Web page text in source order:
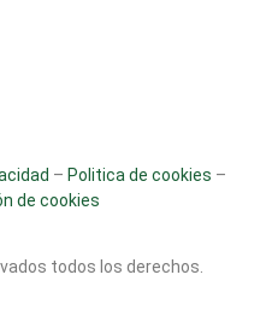
– Politica de cookies –
de cookies
todos los derechos.